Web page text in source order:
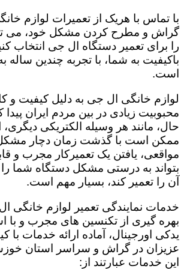
با تماس با هریک از تعمیرات لوازم
گراش و مطرح کردن مشکل خود، می
را برای تعمیر دستگاه ال جی انتخاب
باکیفیت به شما، با تجربه چندین
است.
لوازم خانگی ال جی به دلیل کیفیت و
محبوبیت زیادی در بین مردم ایران پیدا
حال، مانند هر وسیله الکتریکی دیگری،
ممکن است با گذشت زمان دچار
مواقعی، یافتن یک تعمیرکار مجرب و
بتواند به درستی مشکل دستگاه شما
آن را تعمیر کند، بسیار مهم است.
خدمات نمایندگی تعمیر لوازم خانگی
بهره گیری از تکنسین های مجرب و با
یدکی اورجینال، آماده ارائه خدمات با
عزیزان در گراش و سراسر استان
این خدمات عبارتند از: